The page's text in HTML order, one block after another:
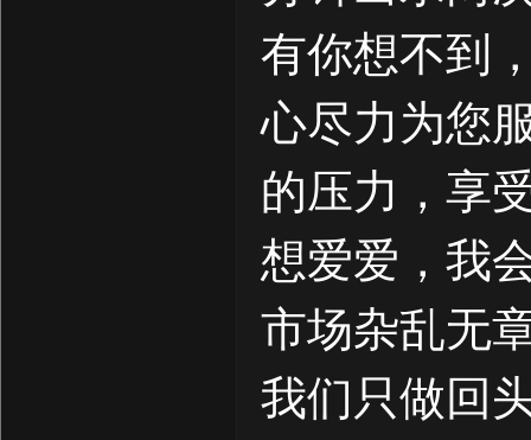
有你想不到
心尽力为您
的压力，享
想爱爱，我
市场杂乱无
我们只做回